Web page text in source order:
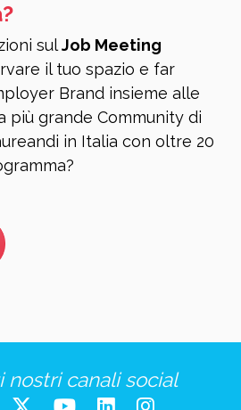
sulJob Meeting
il tuo spazio e far
Brand insieme alle
più grande Community di
in Italia con oltre 20
nostri canali social